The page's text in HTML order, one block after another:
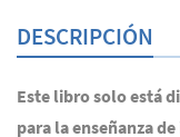
DESCRIPCIÓN
Este libro solo está
para la enseñanza